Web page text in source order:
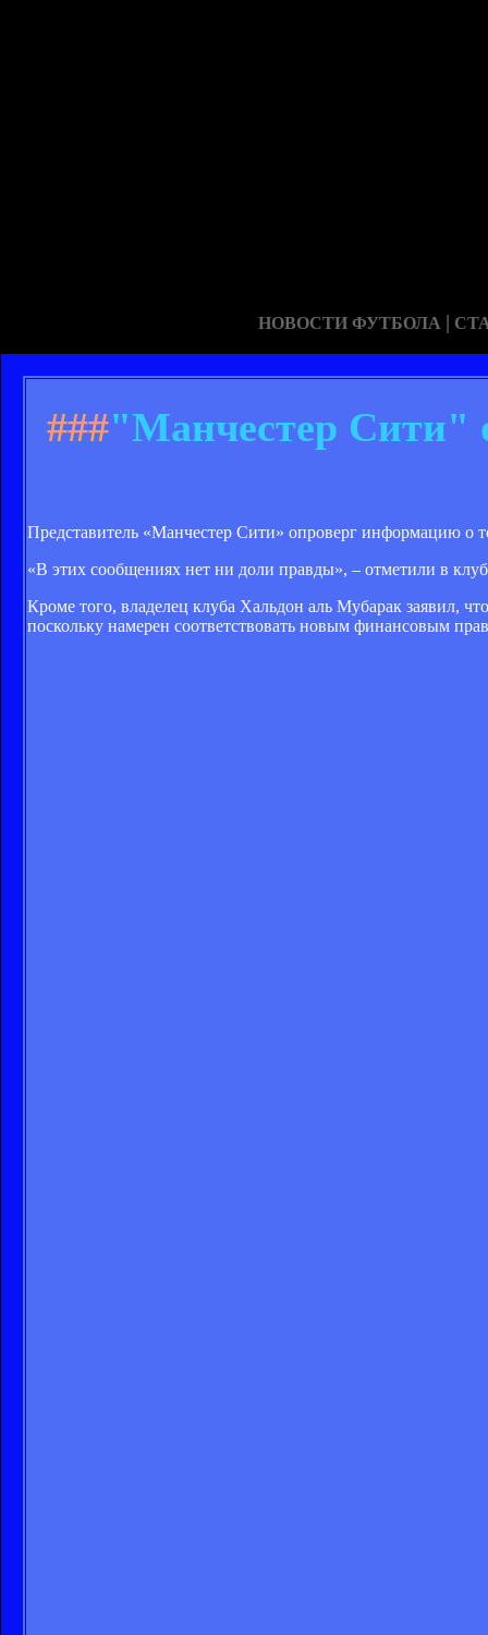
НОВОСТИ ФУТБОЛА |
###"Манчестер Сити"
Представитель «Манчестер Сити» опроверг информацию о
«В этих сообщениях нет ни доли правды», – отметили в
Кроме того, владелец клуба Хальдон аль Мубарак заявил,
поскольку намерен соответствовать новым финансовым